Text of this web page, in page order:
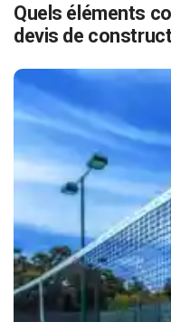
Quels éléments
devis de